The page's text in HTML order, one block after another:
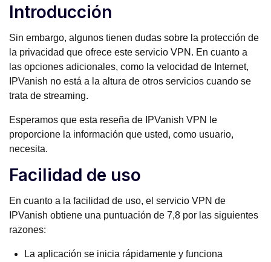
Introducción
Sin embargo, algunos tienen dudas sobre la protección de
la privacidad que ofrece este servicio VPN. En cuanto a
las opciones adicionales, como la velocidad de Internet,
IPVanish no está a la altura de otros servicios cuando se
trata de streaming.
Esperamos que esta reseña de IPVanish VPN le
proporcione la información que usted, como usuario,
necesita.
Facilidad de uso
En cuanto a la facilidad de uso, el servicio VPN de
IPVanish obtiene una puntuación de 7,8 por las siguientes
razones:
La aplicación se inicia rápidamente y funciona